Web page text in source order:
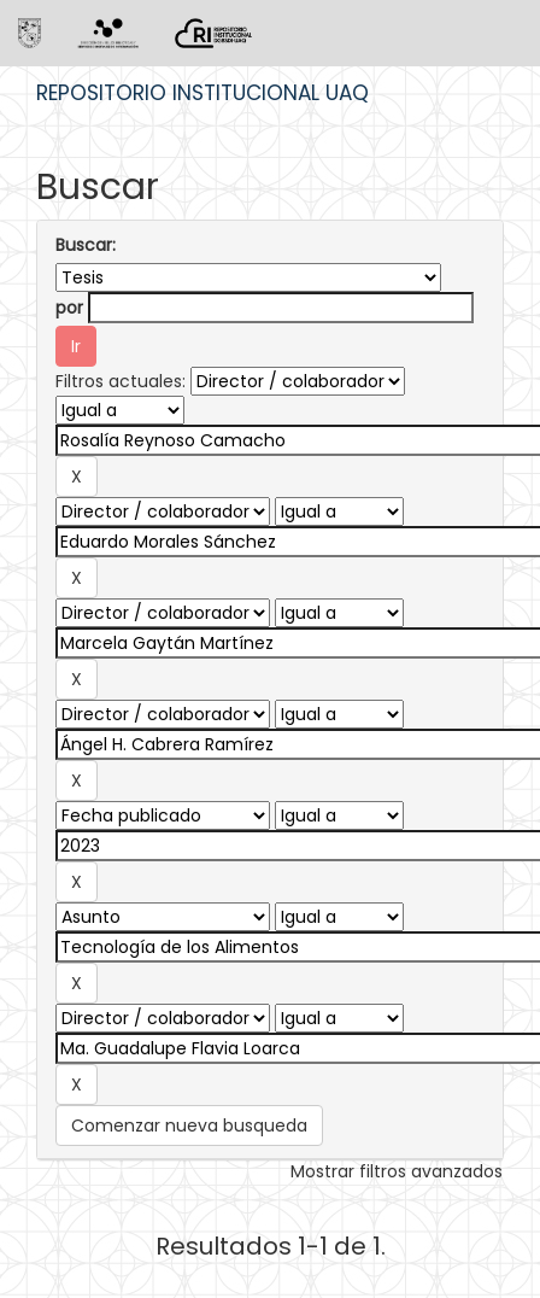
REPOSITORIO INSTITUCIONAL UAQ
Buscar
Buscar:
por
Filtros actuales:
Comenzar nueva busqueda
Mostrar filtros avanzados
Resultados 1-1 de 1.